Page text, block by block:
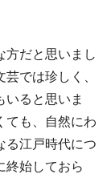
方だと思いまし
では珍しく、
ると思いま
ても、自然にわ
る江戸時代につ
終始しておら